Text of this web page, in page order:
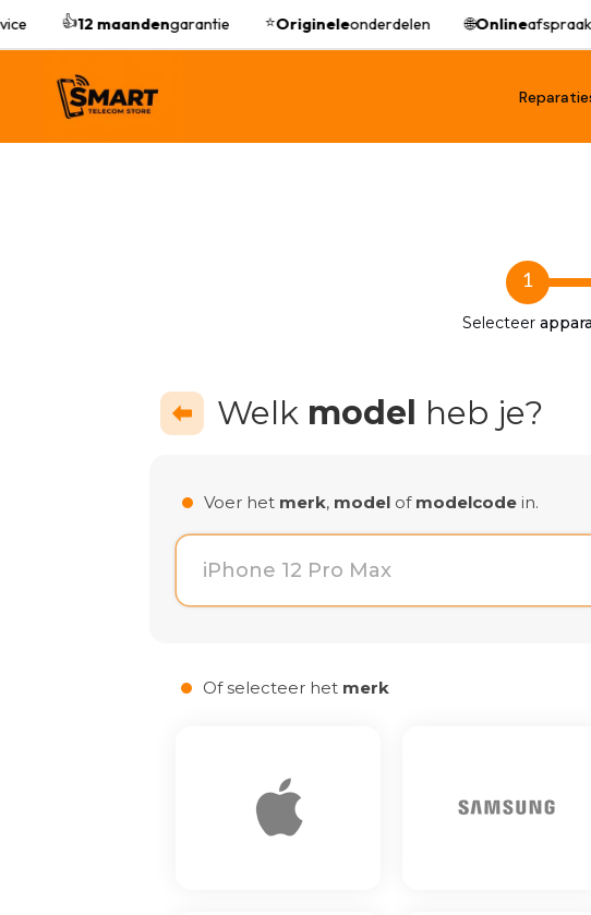
👍12 maandengarantie ⭐Origineleonderdelen 🌐Onlineafspraak
1
Selecteer
Welk model heb je?
Voer het merk, model of modelcode in.
Of selecteer het merk